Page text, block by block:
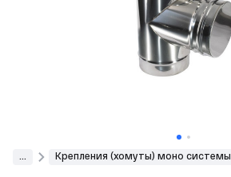
Крепления (хомуты) моно системы